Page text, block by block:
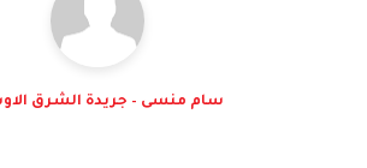
سام منسى – جريدة الشرق